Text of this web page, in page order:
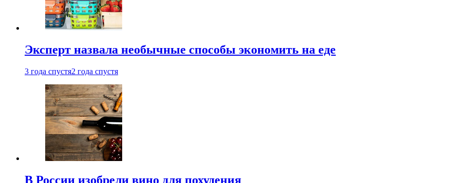
Эксперт назвала необычные способы экономить на еде
3 года спустя2 года спустя
В России изобрели вино для похудения